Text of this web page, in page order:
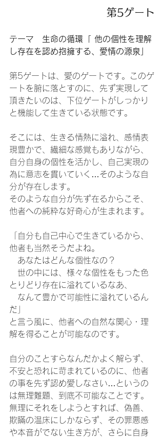
第5ゲート
テーマ　生命の循環「 他の個性を理解
し存在を認め抱擁する、愛情の源泉」
第5ゲートは、愛のゲートです。このゲ
ートを腑に落とすのに、先ず実現して
頂きたいのは、下位ゲートがしっかり
と機能して生きている状態です。
そこには、生きる情熱に溢れ、感情表
現豊かで、繊細な感覚もありながら、
自分自身の個性を活かし、自己実現の
為に意志を貫いていく…そのような自
分が存在します。
そのような自分が先ず在るからこそ、
他者への純粋な好奇心が生まれます。
「自分も自己中心で生きているから、
他者も当然そうだよね。
あなたはどんな個性なの？
世の中には、様々な個性をもった色
とりどり存在に溢れているなあ、
なんて豊かで可能性に溢れているん
だ」
と言う風に、他者への自然な関心・理
解を得ることが可能なのです。
自分のことすらなんだかよく解らず、
不安と恐れに苛まれているのに、他者
の事を先ず認め愛しなさい…というの
は無理難題、到底不可能なことです。
無理にそれをしようとすれば、偽善、
欺瞞の温床にしかならず、その罪悪感
や本音がでない生き方が、さらに自身